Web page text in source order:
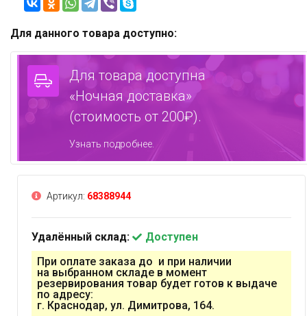
Для данного товара доступно:
Для товара доступна
«Ночная доставка»
(стоимость от 200₽).
Узнать подробнее.
Артикул: 68388944
Удалённый склад:
Доступен
При оплате заказа до и при наличии
на выбранном складе в момент
резервирования товар будет готов к выдаче
по адресу:
г. Краснодар, ул. Димитрова, 164.